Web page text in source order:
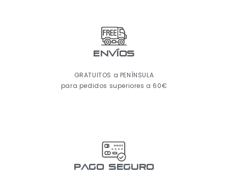
ENVÍOS
GRATUITOS a PENÍNSULA
para pedidos superiores a 60€
pago seguro